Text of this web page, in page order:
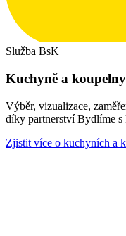
Služba BsK
Kuchyně a
Výběr, vizualizace,
díky partnerství Bydlíme
Zjistit více o kuchyních a